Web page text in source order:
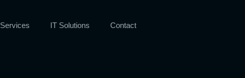
Services IT Solutions Contact